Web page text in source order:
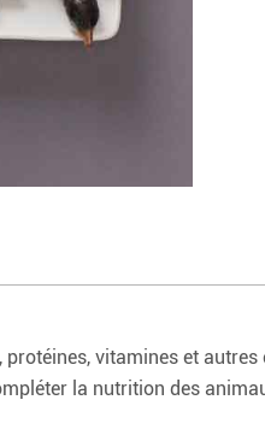
vitamines et
la nutrition des